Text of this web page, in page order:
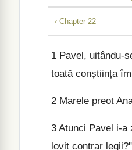
‹ Chapter 22
1 Pavel, uitându-
toată conștiința
2 Marele preot
3 Atunci Pavel i-a
lovit contrar legii?"